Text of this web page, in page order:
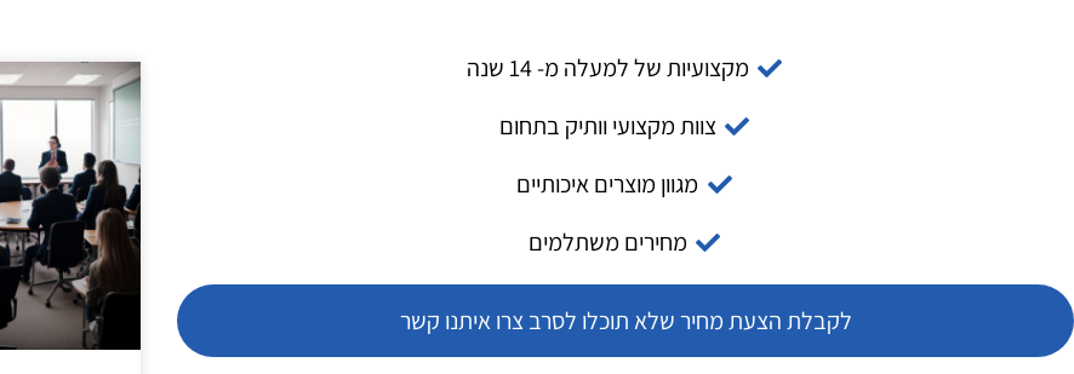
מקצועיות של למעלה מ- 14 שנה
צוות מקצועי וותיק בתחום
מגוון מוצרים איכותיים
מחירים משתלמים
לקבלת הצעת מחיר שלא תוכלו לסרב צרו איתנו קשר